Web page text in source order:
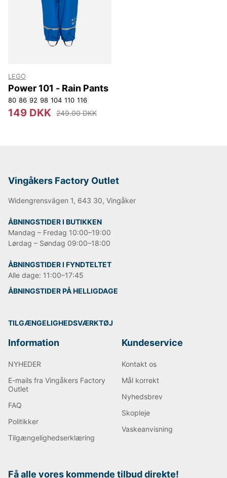
LEGO
Power 101 - Rain Pants
80 86 92 98 104 110 116
149 DKK 249.00 DKK
Vingåkers Factory Outlet
Widengrensvägen 1, 643 30, Vingåker
ÅBNINGSTIDER I BUTIKKEN
Mandag – Fredag 10:00–19:00
Lørdag – Søndag 09:00–18:00
ÅBNINGSTIDER I FYNDTELTET
Alle dage: 11:00–17:45
ÅBNINGSTIDER PÅ HELLIGDAGE
TILGÆNGELIGHEDSVÆRKTØJ
Information
NYHEDER
E-mails fra Vingåkers Factory
Outlet
FAQ
Politikker
Tilgængelighedserklæring
Kundeservice
Kontakt os
Mål korrekt
Nyhedsbrev
Skopleje
Vaskeanvisning
Få alle vores kommende tilbud direkte!